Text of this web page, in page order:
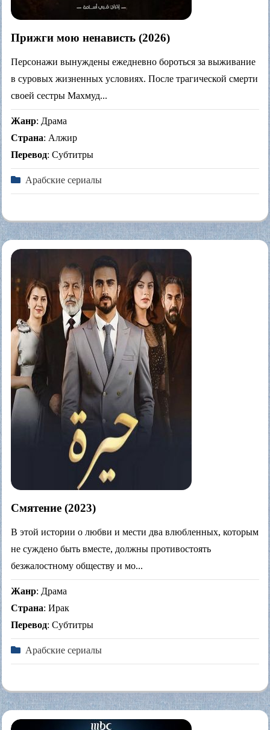
Прижги мою ненависть (2026)
Персонажи вынуждены ежедневно бороться за выживание
в суровых жизненных условиях. После трагической смерти
своей сестры Махмуд...
Жанр: Драма
Страна: Алжир
Перевод: Субтитры
Арабские сериалы
Смятение (2023)
В этой истории о любви и мести два влюбленных, которым
не суждено быть вместе, должны противостоять
безжалостному обществу и мо...
Жанр: Драма
Страна: Ирак
Перевод: Субтитры
Арабские сериалы